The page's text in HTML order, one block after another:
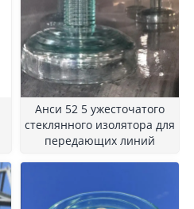
Анси 52 5 ужесточатого
стеклянного изолятора для
передающих линий